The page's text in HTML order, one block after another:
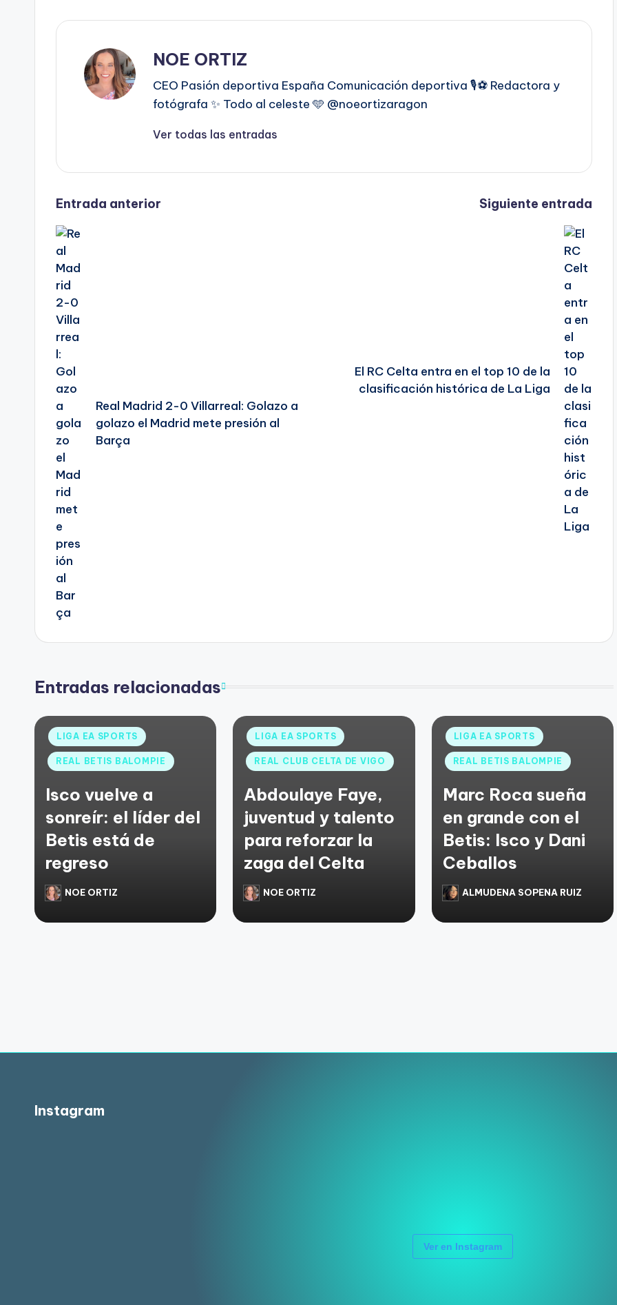
NOE ORTIZ
CEO Pasión deportiva España Comunicación deportiva 🎙️⚽️ Redactora y
fotógrafa ✨ Todo al celeste 🩵 @noeortizaragon
Ver todas las entradas
Entrada anterior
Real Madrid 2-0 Villarreal: Golazo a
golazo el Madrid mete presión al
Barça
Siguiente entrada
El RC Celta entra en el top 10 de la
clasificación histórica de La Liga
Entradas relacionadas
LIGA EA SPORTS
REAL BETIS BALOMPIE
Isco vuelve a
sonreír: el líder del
Betis está de
regreso
NOE ORTIZ
LIGA EA SPORTS
REAL CLUB CELTA DE VIGO
Abdoulaye Faye,
juventud y talento
para reforzar la
zaga del Celta
NOE ORTIZ
LIGA EA SPORTS
REAL BETIS BALOMPIE
Marc Roca sueña
en grande con el
Betis: Isco y Dani
Ceballos
ALMUDENA SOPENA RUIZ
Instagram
Ver en Instagram